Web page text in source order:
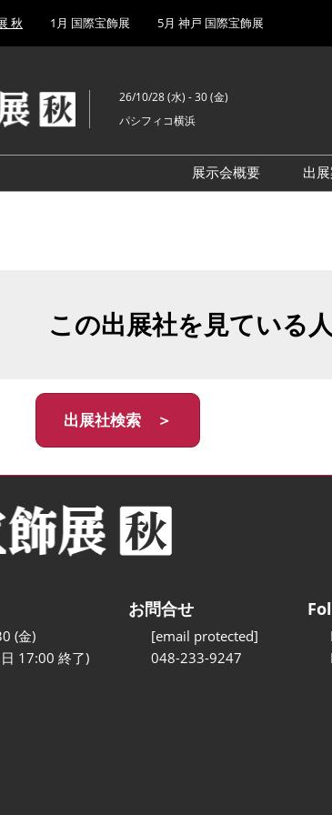
秋 1月 国際宝飾展 5月 神戸 国際宝飾展
26/10/28 (水) - 30 (金)
パシフィコ横浜
展示会概要
出
この出展社を見ている
出展社検索 ＞
(金)
17:00 終了)
お問合せ
[email protected]
048-233-9247